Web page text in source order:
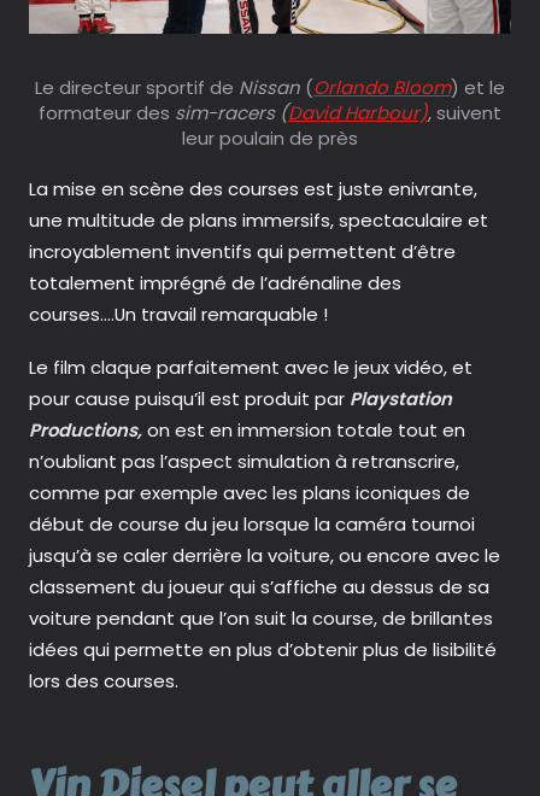
Le directeur sportif de Nissan (Orlando Bloom) et le
formateur des sim-racers (David Harbour), suivent
leur poulain de près
La mise en scène des courses est juste enivrante,
une multitude de plans immersifs, spectaculaire et
incroyablement inventifs qui permettent d’être
totalement imprégné de l’adrénaline des
courses….Un travail remarquable !
Le film claque parfaitement avec le jeux vidéo, et
pour cause puisqu’il est produit par Playstation
Productions,on est en immersion totale tout en
n’oubliant pas l’aspect simulation à retranscrire,
comme par exemple avec les plans iconiques de
début de course du jeu lorsque la caméra tournoi
jusqu’à se caler derrière la voiture, ou encore avec le
classement du joueur qui s’affiche au dessus de sa
voiture pendant que l’on suit la course, de brillantes
idées qui permette en plus d’obtenir plus de lisibilité
lors des courses.